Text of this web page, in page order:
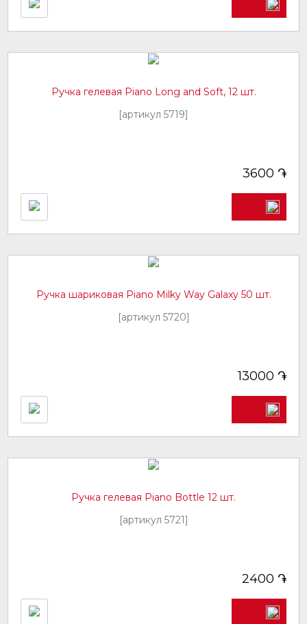
Ручка гелевая Piano Long and Soft, 12 шт.
[артикул 5719]
3600 ֏
Ручка шариковая Piano Milky Way Galaxy 50 шт.
[артикул 5720]
13000 ֏
Ручка гелевая Piano Bottle 12 шт.
[артикул 5721]
2400 ֏